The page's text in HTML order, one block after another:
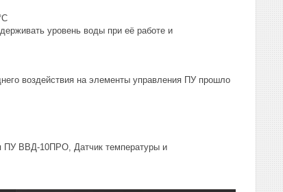
уровень воды при её работе и
воздействия на элементы управления ПУ прошло
ПУ ВВД-10ПРО, Датчик температуры и